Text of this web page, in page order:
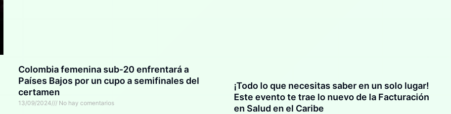
Colombia femenina sub-20 enfrentará a
Países Bajos por un cupo a semifinales del
certamen
13/09/2024 No hay comentarios
¡Todo lo que necesitas saber en un solo lugar!
Este evento te trae lo nuevo de la Facturación
en Salud en el Caribe